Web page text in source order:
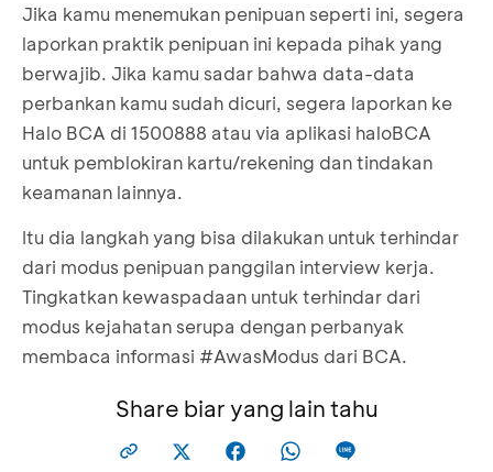
Jika kamu menemukan penipuan seperti ini, segera
laporkan praktik penipuan ini kepada pihak yang
berwajib. Jika kamu sadar bahwa data-data
perbankan kamu sudah dicuri, segera laporkan ke
Halo BCA di 1500888 atau via aplikasi haloBCA
untuk pemblokiran kartu/rekening dan tindakan
keamanan lainnya.
Itu dia langkah yang bisa dilakukan untuk terhindar
dari modus penipuan panggilan interview kerja.
Tingkatkan kewaspadaan untuk terhindar dari
modus kejahatan serupa dengan perbanyak
membaca informasi #AwasModus dari BCA.
Share biar yang lain tahu